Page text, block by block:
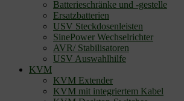
Batterieschränke und -gestelle
Ersatzbatterien
USV Steckdosenleisten
SinePower Wechselrichter
AVR/ Stabilisatoren
USV Auswahlhilfe
KVM
KVM Extender
KVM mit integriertem Kabel